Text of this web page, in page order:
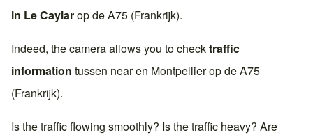
in Le Caylarop deA75 (Frankrijk).
Indeed, the camera allows you to checktraffic
information tussen near en Montpellierop deA75
(Frankrijk).
Is the traffic flowing smoothly? Is the traffic heavy? Are